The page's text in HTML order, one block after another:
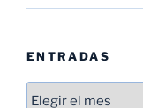
ENTRADAS
Entradas